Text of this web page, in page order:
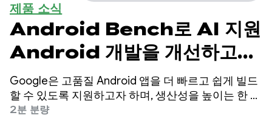
제품 소식
Android Bench로 AI 지원
Android 개발을 개선하고
LLM 개선
Google은 고품질 Android 앱을 더 빠르고 쉽게 빌드
할 수 있도록 지원하고자 하며, 생산성을 높이는 한 가
지 방법은 AI를 손쉽게 사용할 수 있도록 하는 것입니
2분 분량